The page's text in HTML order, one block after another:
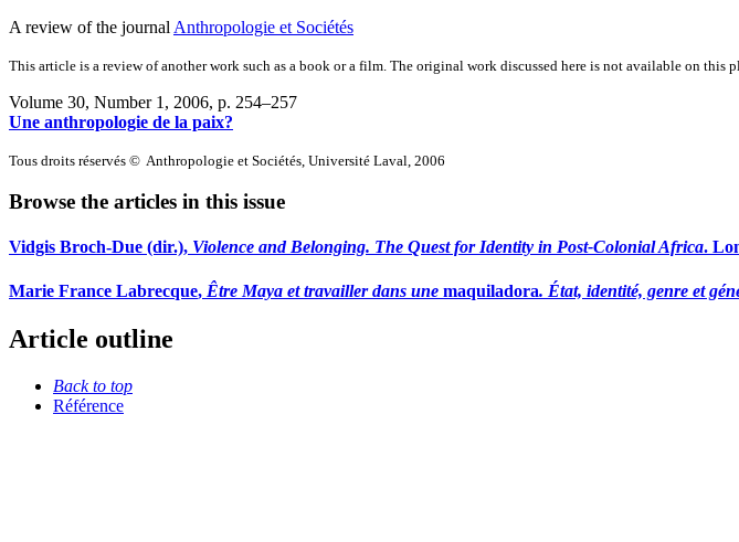
A review of the journal Anthropologie et Sociétés
This article is a review of another work such as a book or a film. The original work discussed here is not available on this
Volume 30, Number 1, 2006, p. 254–257
Une anthropologie de la paix?
Tous droits réservés © Anthropologie et Sociétés, Université Laval, 2006
Browse the articles in this issue
Vidgis Broch-Due (dir.), Violence and Belonging. The Quest for Identity in Post-Colonial Africa.
Marie France Labrecque, Être Maya et travailler dans une maquiladora. État, identité, genre et
Article outline
Back to top
Référence